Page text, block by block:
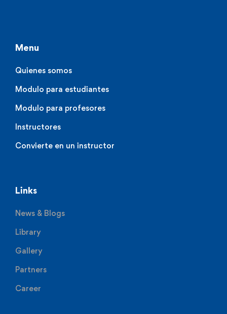
Menu
Quienes somos
Modulo para estudiantes
Modulo para profesores
Instructores
Convierte en un instructor
Links
News & Blogs
Library
Gallery
Partners
Career